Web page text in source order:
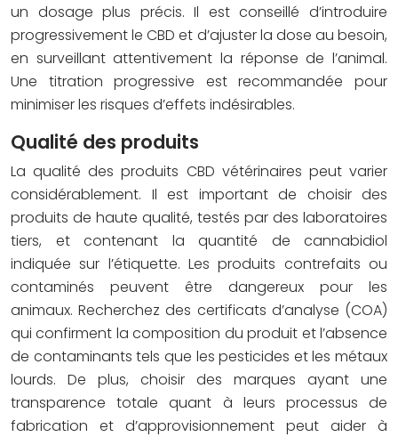
un dosage plus précis. Il est conseillé d’introduire
progressivement le CBD et d’ajuster la dose au besoin,
en surveillant attentivement la réponse de l’animal.
Une titration progressive est recommandée pour
minimiser les risques d’effets indésirables.
Qualité des produits
La qualité des produits CBD vétérinaires peut varier
considérablement. Il est important de choisir des
produits de haute qualité, testés par des laboratoires
tiers, et contenant la quantité de cannabidiol
indiquée sur l’étiquette. Les produits contrefaits ou
contaminés peuvent être dangereux pour les
animaux. Recherchez des certificats d’analyse (COA)
qui confirment la composition du produit et l’absence
de contaminants tels que les pesticides et les métaux
lourds. De plus, choisir des marques ayant une
transparence totale quant à leurs processus de
fabrication et d’approvisionnement peut aider à